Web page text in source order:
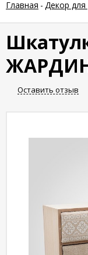
Гарантия
возврат
Новости
Главная - Декор
ЖАРДИН
Оставить отзыв